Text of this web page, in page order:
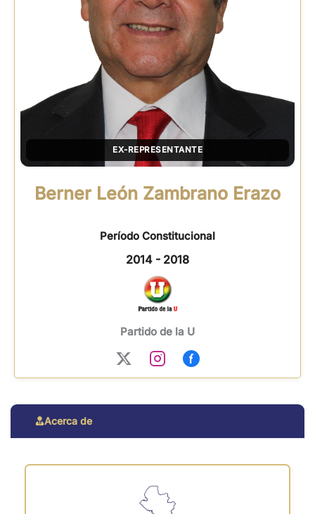
EX-REPRESENTANTE
Berner León Zambrano Erazo
Período Constitucional
2014 - 2018
Partido de la U
Acerca de